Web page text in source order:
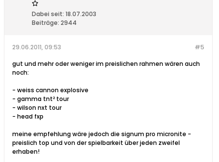
Dabei seit: 18.07.2003
Beiträge: 2944
#5
29.06.2011, 09:53
gut und mehr oder weniger im preislichen rahmen wären auch
noch:
- weiss cannon explosive
- gamma tnt² tour
- wilson nxt tour
- head fxp
meine empfehlung wäre jedoch die signum pro micronite -
preislich top und von der spielbarkeit über jeden zweifel
erhaben!